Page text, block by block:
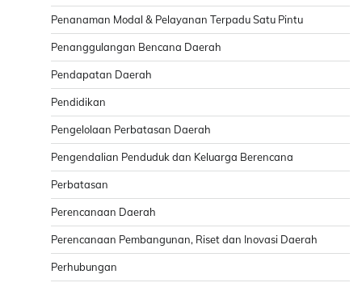
Penanaman Modal & Pelayanan Terpadu Satu Pintu
Penanggulangan Bencana Daerah
Pendapatan Daerah
Pendidikan
Pengelolaan Perbatasan Daerah
Pengendalian Penduduk dan Keluarga Berencana
Perbatasan
Perencanaan Daerah
Perencanaan Pembangunan, Riset dan Inovasi Daerah
Perhubungan